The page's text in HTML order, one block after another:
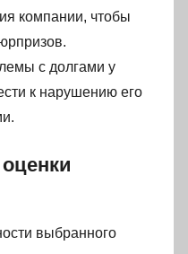
компании, чтобы
с долгами у
к нарушению его
выбранного